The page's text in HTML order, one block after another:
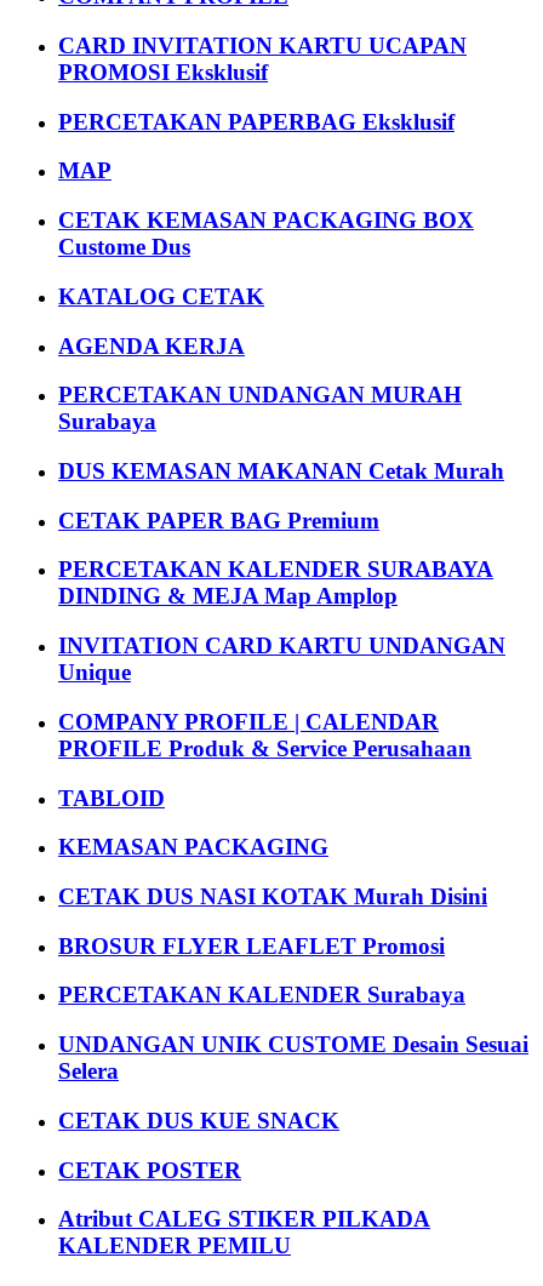
CARD INVITATION KARTU UCAPAN
PROMOSI Eksklusif
PERCETAKAN PAPERBAG Eksklusif
MAP
CETAK KEMASAN PACKAGING BOX
Custome Dus
KATALOG CETAK
AGENDA KERJA
PERCETAKAN UNDANGAN MURAH
Surabaya
DUS KEMASAN MAKANAN Cetak Murah
CETAK PAPER BAG Premium
PERCETAKAN KALENDER SURABAYA
DINDING & MEJA Map Amplop
INVITATION CARD KARTU UNDANGAN
Unique
COMPANY PROFILE | CALENDAR
PROFILE Produk & Service Perusahaan
TABLOID
KEMASAN PACKAGING
CETAK DUS NASI KOTAK Murah Disini
BROSUR FLYER LEAFLET Promosi
PERCETAKAN KALENDER Surabaya
UNDANGAN UNIK CUSTOME Desain Sesuai
Selera
CETAK DUS KUE SNACK
CETAK POSTER
Atribut CALEG STIKER PILKADA
KALENDER PEMILU